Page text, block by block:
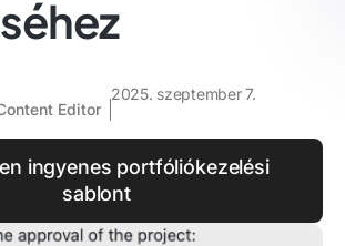
Editor
2025. szeptember 7.
ingyenes portfóliókezelési
sablont